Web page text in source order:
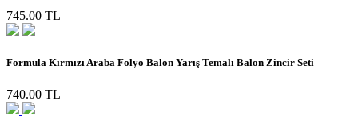
745.00 TL
Formula Kırmızı Araba Folyo Balon Yarış Temalı Balon Zincir Seti
740.00 TL